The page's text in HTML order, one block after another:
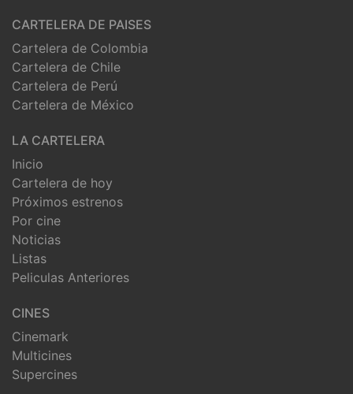
CARTELERA DE PAISES
Cartelera de Colombia
Cartelera de Chile
Cartelera de Perú
Cartelera de México
LA CARTELERA
Inicio
Cartelera de hoy
Próximos estrenos
Por cine
Noticias
Listas
Peliculas Anteriores
CINES
Cinemark
Multicines
Supercines